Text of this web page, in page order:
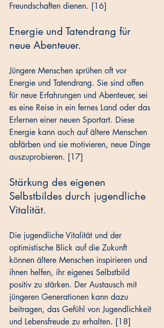
Freundschaften dienen. [16]
Energie und Tatendrang für
neue Abenteuer.
Jüngere Menschen sprühen oft vor
Energie und Tatendrang. Sie sind offen
für neue Erfahrungen und Abenteuer, sei
es eine Reise in ein fernes Land oder das
Erlernen einer neuen Sportart. Diese
Energie kann auch auf ältere Menschen
abfärben und sie motivieren, neue Dinge
auszuprobieren. [17]
Stärkung des eigenen
Selbstbildes durch jugendliche
Vitalität.
Die jugendliche Vitalität und der
optimistische Blick auf die Zukunft
können ältere Menschen inspirieren und
ihnen helfen, ihr eigenes Selbstbild
positiv zu stärken. Der Austausch mit
jüngeren Generationen kann dazu
beitragen, das Gefühl von Jugendlichkeit
und Lebensfreude zu erhalten. [18]